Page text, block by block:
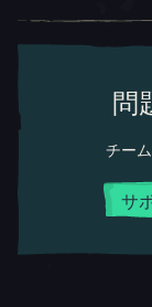
問
チー
サ